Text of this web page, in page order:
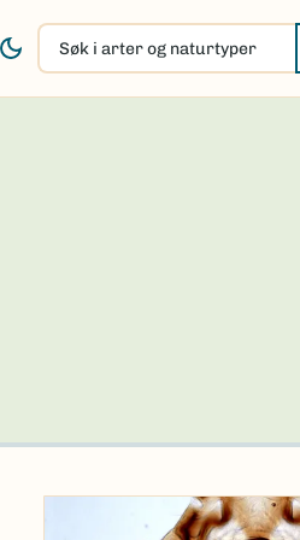
Søk
i
arter